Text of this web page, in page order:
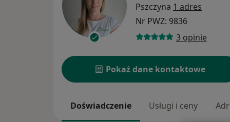
Pszczyna 1 adres
Nr PWZ: 9836
3 opinie
Pokaż dane kontaktowe
Doświadczenie Usługi i ceny